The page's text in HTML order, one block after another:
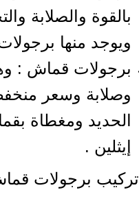
بالقوة والصلابة
ويوجد منها
برجولات قماش :
وصلابة وسعر
إيثلين .
تركيب برجولات